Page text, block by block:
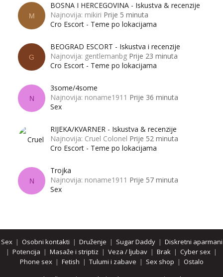
M
BOSNA I HERCEGOVINA - Iskustva & recenzije
Najnovija: mikiri Prije 5 minuta
Cro Escort - Teme po lokacijama
G
BEOGRAD ESCORT - Iskustva i recenzije
Najnovija: gentlemanbg Prije 23 minuta
Cro Escort - Teme po lokacijama
N
3some/4some
Najnovija: noname1911 Prije 36 minuta
Sex
RIJEKA/KVARNER - Iskustva & recenzije
Najnovija: Cruel Colonel Prije 52 minuta
Cro Escort - Teme po lokacijama
N
Trojka
Najnovija: noname1911 Prije 57 minuta
Sex
Sex| Osobni kontakti | Druženje | Sugar Daddy| Diskretni aparmani
| Potencija | Masaže i striptiz | Veza / ljubav | Brak | Cyber sex |
Phone sex| Fetish | Tulumi i zabave | Sex shop | Ostalo